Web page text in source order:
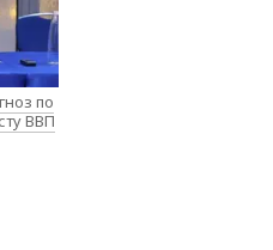
по
ВВП